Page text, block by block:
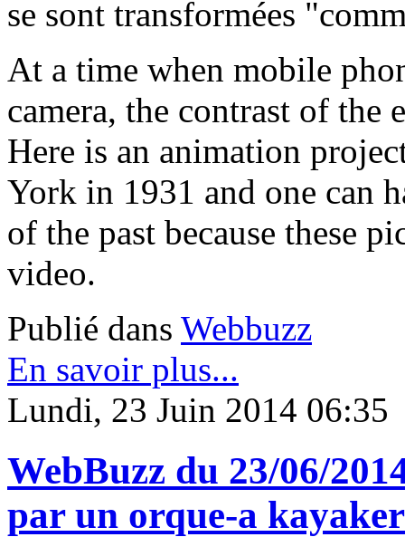
se sont transformées
At a time when mobile
camera, the contrast of the
Here is an animation
York in 1931 and one can
of the past because these
video.
Publié dans Webbuzz
En savoir plus...
Lundi, 23 Juin 2014 06:35
WebBuzz du 23/06/
par un orque-a